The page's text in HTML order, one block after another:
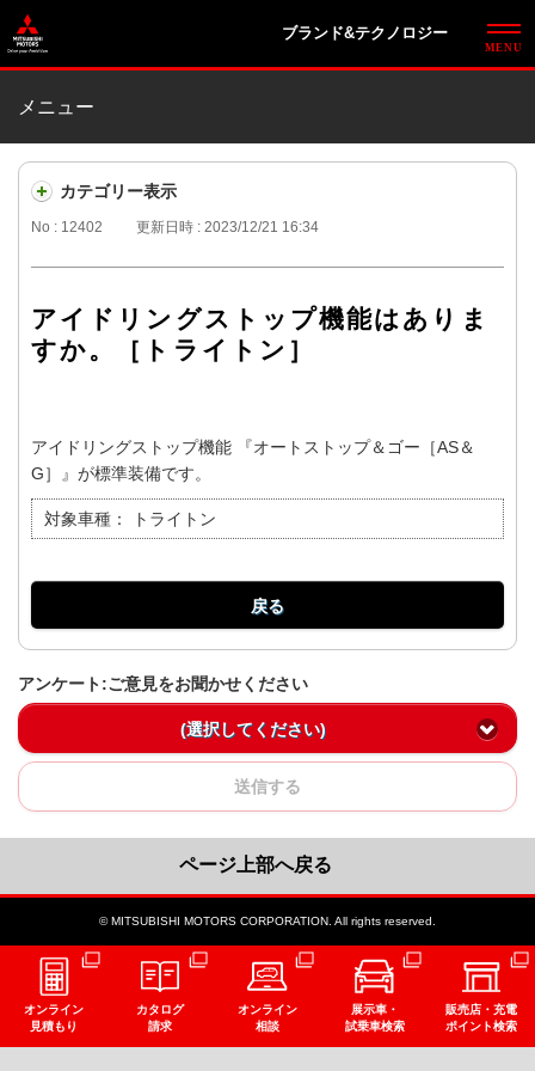
ブランド&テクノロジー
メニュー
カテゴリー表示
No : 12402 更新日時 : 2023/12/21 16:34
アイドリングストップ機能はありま
すか。［トライトン］
アイドリングストップ機能 『オートストップ＆ゴー［AS＆
G］』が標準装備です。
対象車種： トライトン
戻る
アンケート:ご意見をお聞かせください
(選択してください)
送信する
ページ上部へ戻る
© MITSUBISHI MOTORS CORPORATION. All rights reserved.
オンライン
見積もり
カタログ
請求
オンライン
相談
展示車・
試乗車検索
販売店・充電
ポイント検索